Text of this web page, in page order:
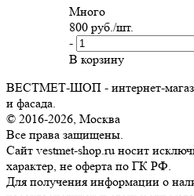
Много
800 руб./шт.
-
В корзину
ВЕСТМЕТ-ШОП - интернет-
и фасада.
© 2016-2026, Москва
Все права защищены.
Сайт vestmet-shop.ru носит
характер, не оферта по ГК РФ.
Для получения информации о